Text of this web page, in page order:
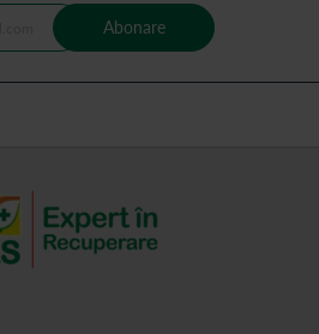
Abonare